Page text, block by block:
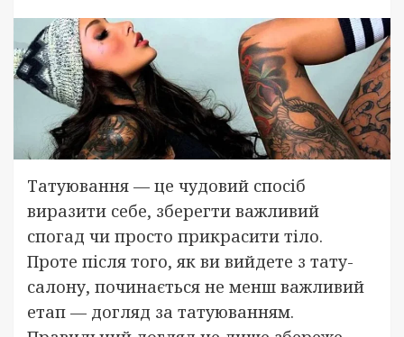
Татуювання — це чудовий спосіб
виразити себе, зберегти важливий
спогад чи просто прикрасити тіло.
Проте після того, як ви вийдете з тату-
салону, починається не менш важливий
етап — догляд за татуюванням.